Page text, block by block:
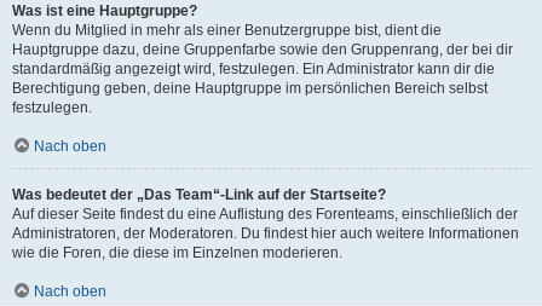
Was ist eine Hauptgruppe?
Wenn du Mitglied in mehr als einer Benutzergruppe bist, dient die
Hauptgruppe dazu, deine Gruppenfarbe sowie den Gruppenrang, der bei dir
standardmäßig angezeigt wird, festzulegen. Ein Administrator kann dir die
Berechtigung geben, deine Hauptgruppe im persönlichen Bereich selbst
festzulegen.
Nach oben
Was bedeutet der „Das Team“-Link auf der Startseite?
Auf dieser Seite findest du eine Auflistung des Forenteams, einschließlich der
Administratoren, der Moderatoren. Du findest hier auch weitere Informationen
wie die Foren, die diese im Einzelnen moderieren.
Nach oben